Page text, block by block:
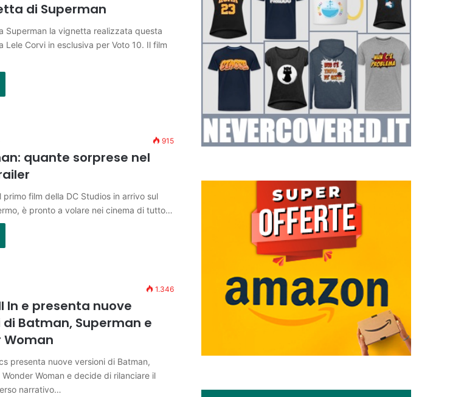
di Superman
Superman la vignetta realizzata questa
Lele Corvi in esclusiva per Voto 10. Il film
915
quante sorprese nel
primo film della DC Studios in arrivo sul
è pronto a volare nei cinema di tutto…
1.346
In e presenta nuove
di Batman, Superman e
Woman
presenta nuove versioni di Batman,
Wonder Woman e decide di rilanciare il
narrativo…